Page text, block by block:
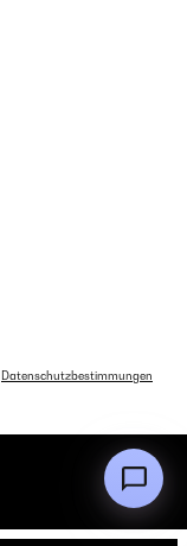
Datenschutzbestimmungen